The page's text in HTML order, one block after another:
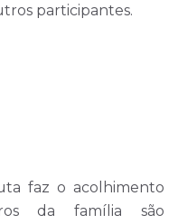
participantes.
faz o acolhimento
da família são